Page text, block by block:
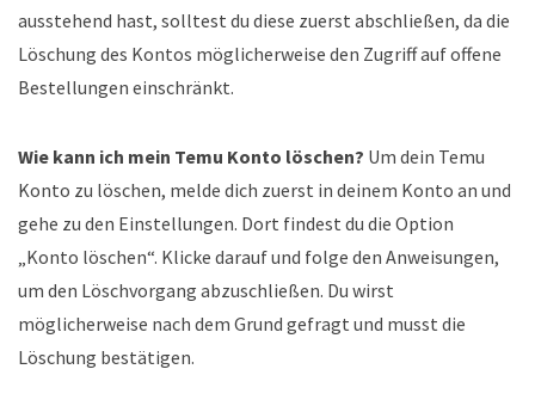
ausstehend hast, solltest du diese zuerst abschließen, da die
Löschung des Kontos möglicherweise den Zugriff auf offene
Bestellungen einschränkt.
Wie kann ich mein Temu Konto löschen? Um dein Temu
Konto zu löschen, melde dich zuerst in deinem Konto an und
gehe zu den Einstellungen. Dort findest du die Option
„Konto löschen“. Klicke darauf und folge den Anweisungen,
um den Löschvorgang abzuschließen. Du wirst
möglicherweise nach dem Grund gefragt und musst die
Löschung bestätigen.